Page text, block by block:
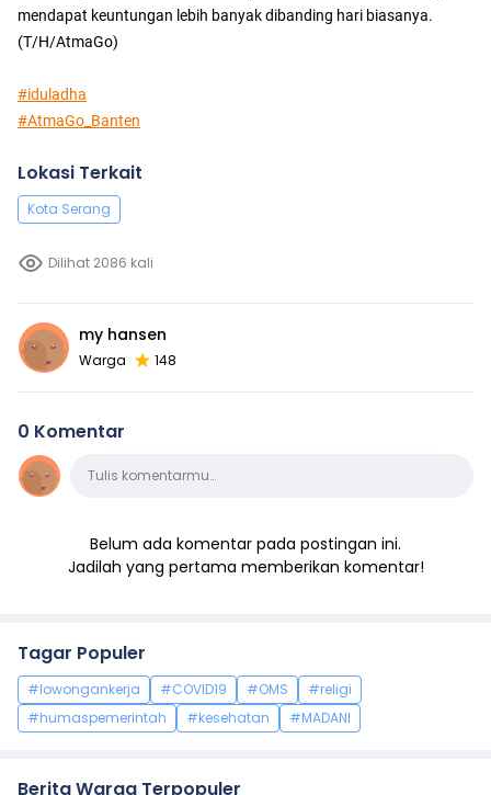
mendapat keuntungan lebih banyak dibanding hari biasanya.
(T/H/AtmaGo)
#iduladha
#AtmaGo_Banten
Lokasi Terkait
Kota Serang
Dilihat 2086 kali
my hansen
Warga 148
0 Komentar
KomentarTulis komentarmu…
Belum ada komentar pada postingan ini.
Jadilah yang pertama memberikan komentar!
Tagar Populer
#lowongankerja #COVID19 #OMS
#religi
#humaspemerintah
#kesehatan #MADANI
Berita Warga Terpopuler